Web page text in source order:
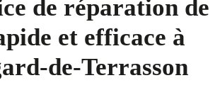
de réparation de
et efficace à
de-Terrasson